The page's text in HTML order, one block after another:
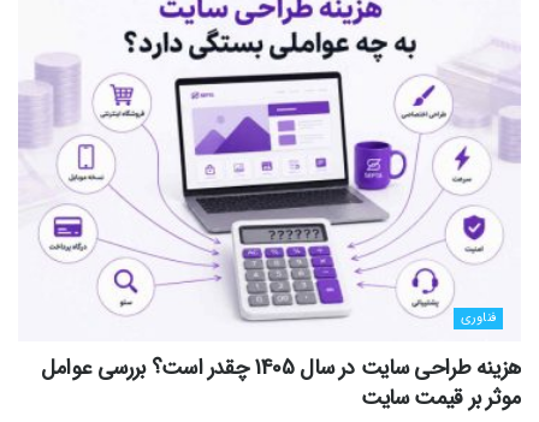
فناوری
هزینه طراحی سایت در سال 1405 چقدر است؟ بررسی عوامل
موثر بر قیمت سایت